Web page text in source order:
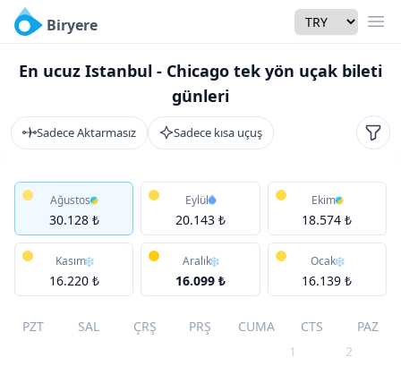
Biryere Currency
En ucuz Istanbul - Chicago tek yön uçak bileti
günleri
Sadece Aktarmasız Sadece kısa uçuş
Ağustos
30.128 ₺
Eylül
20.143 ₺
Ekim
18.574 ₺
Kasım
16.220 ₺
Aralık
16.099 ₺
Ocak
16.139 ₺
PZT SAL ÇRŞ PRŞ CUMA CTS
PAZ
1
2